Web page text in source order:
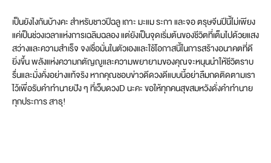
เป็นยังไงกันบ้างคะ สำหรับชาวปีฉลู เถาะ มะแม ระกา และจอ ตรุษจีนปีนี้ไม่เพียง
แค่เป็นช่วงเวลาแห่งการเฉลิมฉลอง แต่ยังเป็นจุดเริ่มต้นของชีวิตที่เต็มไปด้วยแสง
สว่างและความสำเร็จ จงเชื่อมั่นในตัวเองและใช้โอกาสนี้ในการสร้างอนาคตที่ดี
ยิ่งขึ้น พลังแห่งความกตัญญูและความพยายามของคุณจะหนุนนำให้ชีวิตราบ
รื่นและมั่งคั่งอย่างแท้จริง หากคุณชอบข่าวดีดวงดีแบบนี้อย่าลืมกดติดตามเรา
ไว้เพื่อรับคำทำนายปัง ๆ ที่เว็บดวงD นะคะ ขอให้ทุกคนสุขสมหวังดั่งคำทำนาย
ทุกประการ สาธุ!